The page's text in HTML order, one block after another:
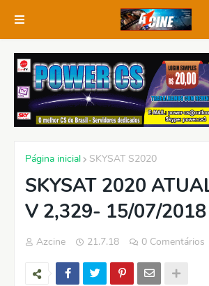
Página inicial SKYSAT S2020
SKYSAT 2020
V 2,329- 15/07/2018
Azcine 21.7.18 0 Comentários